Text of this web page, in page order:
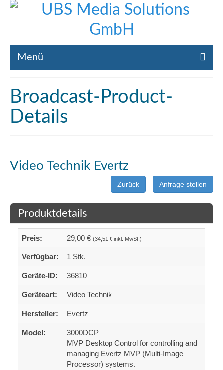
Menü
Liste gebrauchte Broadcast-Technik
Broadcast-Technik Verleih
Broadcast-Product-
Details
Video Technik Evertz
Zurück Anfrage stellen
Produktdetails
Preis: 29,00 € (34,51 € inkl. MwSt.)
Verfügbar: 1 Stk.
Geräte-ID: 36810
Geräteart: Video Technik
Hersteller: Evertz
Model:
3000DCP
MVP Desktop Control for controlling and
managing Evertz MVP (Multi-Image
Processor) systems.